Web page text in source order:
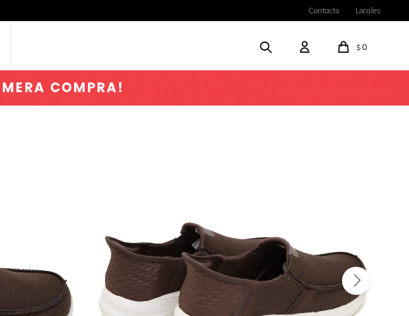
$ 0
Contacto Locales